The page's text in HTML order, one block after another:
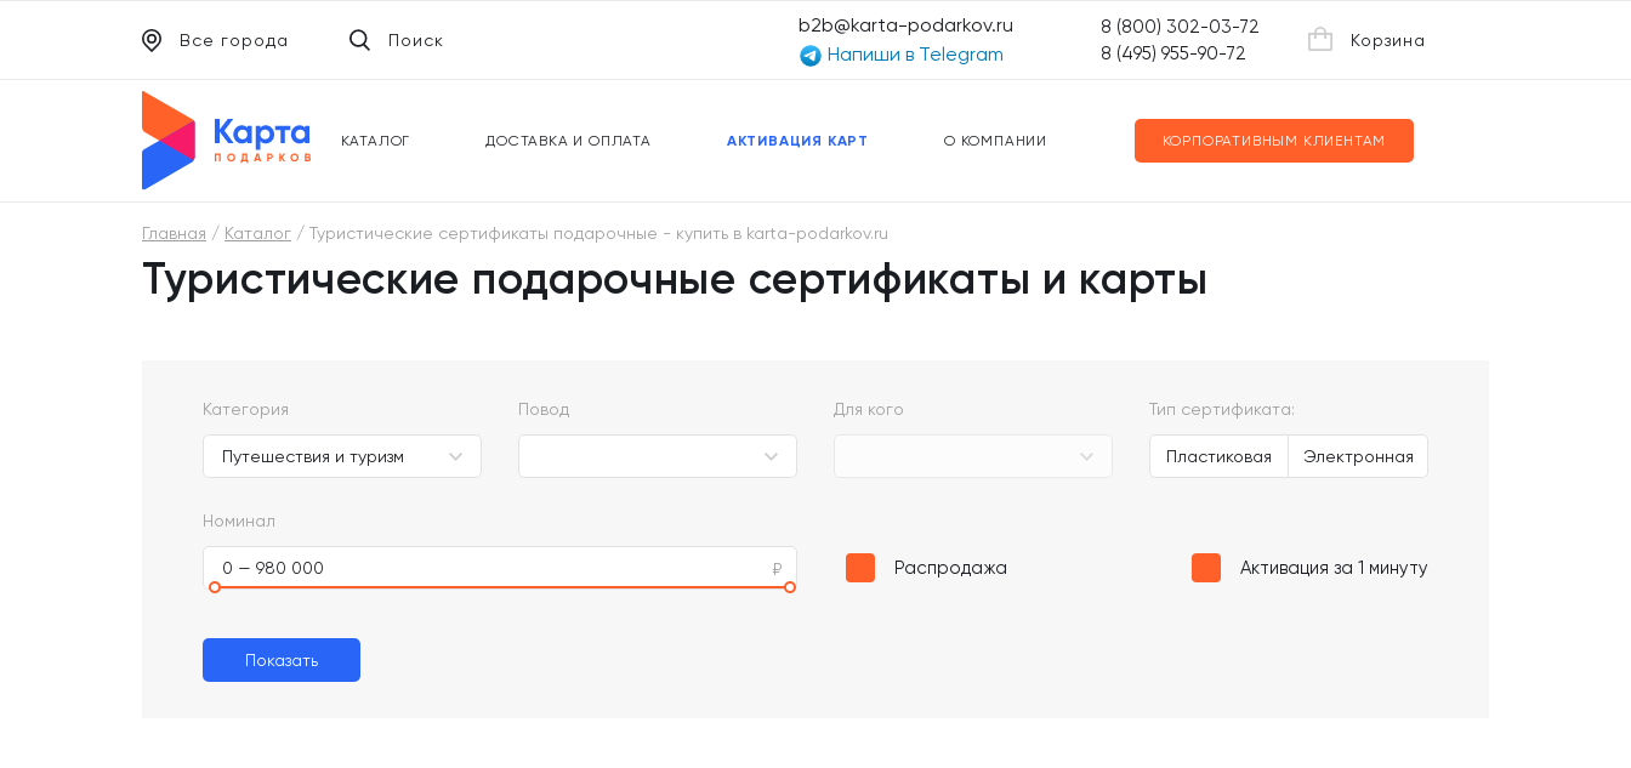
КАТАЛОГ ДОСТАВКА И ОПЛАТА АКТИВАЦИЯ КАРТ О КОМПАНИИ КОРПОРАТИВНЫМ КЛИЕНТАМ
Все города Поиск
b2b@karta-podarkov.ru
Напиши в Telegram
8 (800) 302-03-72
8 (495) 955-90-72
Корзина
ПОДАРОЧНЫЕ КАРТЫ
ПРЕДОПЛАЧЕННЫЕ КАРТЫ
Главная Каталог Туристические сертификаты подарочные - купить в karta-podarkov.ru
Туристические подарочные сертификаты и карты
Категория Повод Для кого Тип сертификата:
Пластиковая Электронная
Номинал
0 — 980 000 Распродажа Активация за 1 минуту
Показать